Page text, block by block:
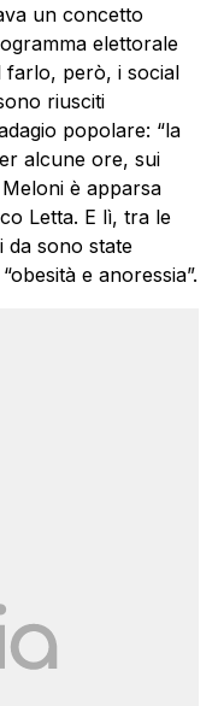
un concetto
elettorale
farlo, però, i social
riusciti
popolare: “la
alcune ore, sui
è apparsa
Letta. E lì, tra le
da sono state
e anoressia”.